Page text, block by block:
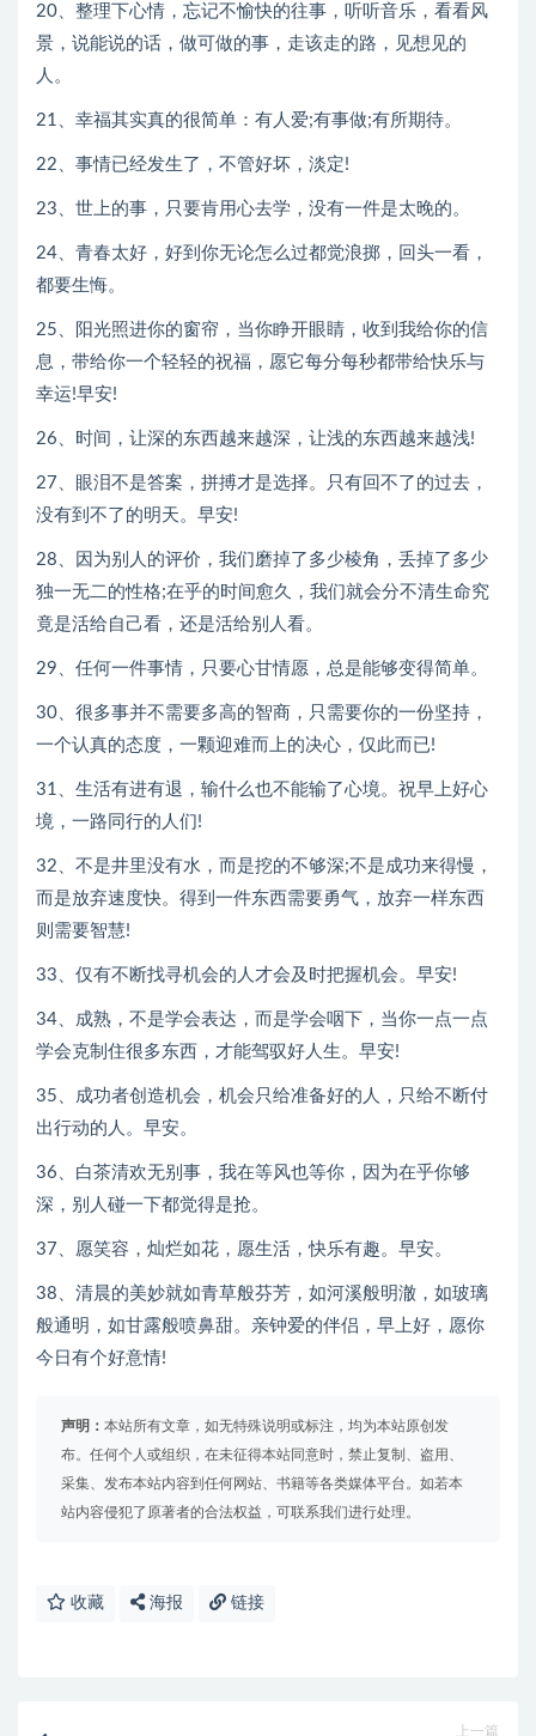
20、整理下心情，忘记不愉快的往事，听听音乐，看看风
景，说能说的话，做可做的事，走该走的路，见想见的
人。
21、幸福其实真的很简单：有人爱;有事做;有所期待。
22、事情已经发生了，不管好坏，淡定!
23、世上的事，只要肯用心去学，没有一件是太晚的。
24、青春太好，好到你无论怎么过都觉浪掷，回头一看，
都要生悔。
25、阳光照进你的窗帘，当你睁开眼睛，收到我给你的信
息，带给你一个轻轻的祝福，愿它每分每秒都带给快乐与
幸运!早安!
26、时间，让深的东西越来越深，让浅的东西越来越浅!
27、眼泪不是答案，拼搏才是选择。只有回不了的过去，
没有到不了的明天。早安!
28、因为别人的评价，我们磨掉了多少棱角，丢掉了多少
独一无二的性格;在乎的时间愈久，我们就会分不清生命究
竟是活给自己看，还是活给别人看。
29、任何一件事情，只要心甘情愿，总是能够变得简单。
30、很多事并不需要多高的智商，只需要你的一份坚持，
一个认真的态度，一颗迎难而上的决心，仅此而已!
31、生活有进有退，输什么也不能输了心境。祝早上好心
境，一路同行的人们!
32、不是井里没有水，而是挖的不够深;不是成功来得慢，
而是放弃速度快。得到一件东西需要勇气，放弃一样东西
则需要智慧!
33、仅有不断找寻机会的人才会及时把握机会。早安!
34、成熟，不是学会表达，而是学会咽下，当你一点一点
学会克制住很多东西，才能驾驭好人生。早安!
35、成功者创造机会，机会只给准备好的人，只给不断付
出行动的人。早安。
36、白茶清欢无别事，我在等风也等你，因为在乎你够
深，别人碰一下都觉得是抢。
37、愿笑容，灿烂如花，愿生活，快乐有趣。早安。
38、清晨的美妙就如青草般芬芳，如河溪般明澈，如玻璃
般通明，如甘露般喷鼻甜。亲钟爱的伴侣，早上好，愿你
今日有个好意情!
声明： 本站所有文章，如无特殊说明或标注，均为本站原创发
布。任何个人或组织，在未征得本站同意时，禁止复制、盗用、
采集、发布本站内容到任何网站、书籍等各类媒体平台。如若本
站内容侵犯了原著者的合法权益，可联系我们进行处理。
收藏 海报 链接
上一篇